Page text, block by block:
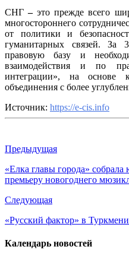
СНГ –это прежде всего
многостороннего
от политики и
гуманитарных связей.
правовую базу и
взаимодействия и по
интеграции», на основе
объединения с более
Источник: https://e-cis.info
Предыдущая
«Елка главы города»
премьеру новогоднего
Следующая
«Русский фактор» в
Календарь новостей